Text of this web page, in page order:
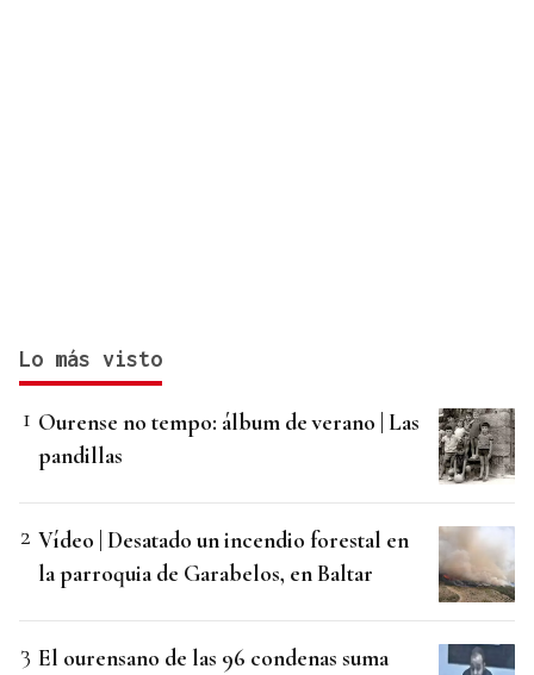
Lo más visto
Ourense no tempo: álbum de verano | Las
pandillas
Vídeo | Desatado un incendio forestal en
la parroquia de Garabelos, en Baltar
El ourensano de las 96 condenas suma